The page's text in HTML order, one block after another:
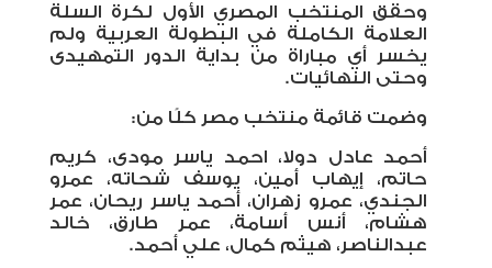
وحقق المنتخب المصري الأول لكرة السلة
العلامة الكاملة في البطولة العربية ولم
يخسر أي مباراة من بداية الدور التمهيدى
وحتى النهائيات.
وضمت قائمة منتخب مصر كلًا من:
أحمد عادل دولا، احمد ياسر مودى، كريم
حاتم، إيهاب أمين، يوسف شحاته، عمرو
الجندي، عمرو زهران، أحمد ياسر ريحان، عمر
هشام، أنس أسامة، عمر طارق، خالد
عبدالناصر، هيثم كمال، علي أحمد.